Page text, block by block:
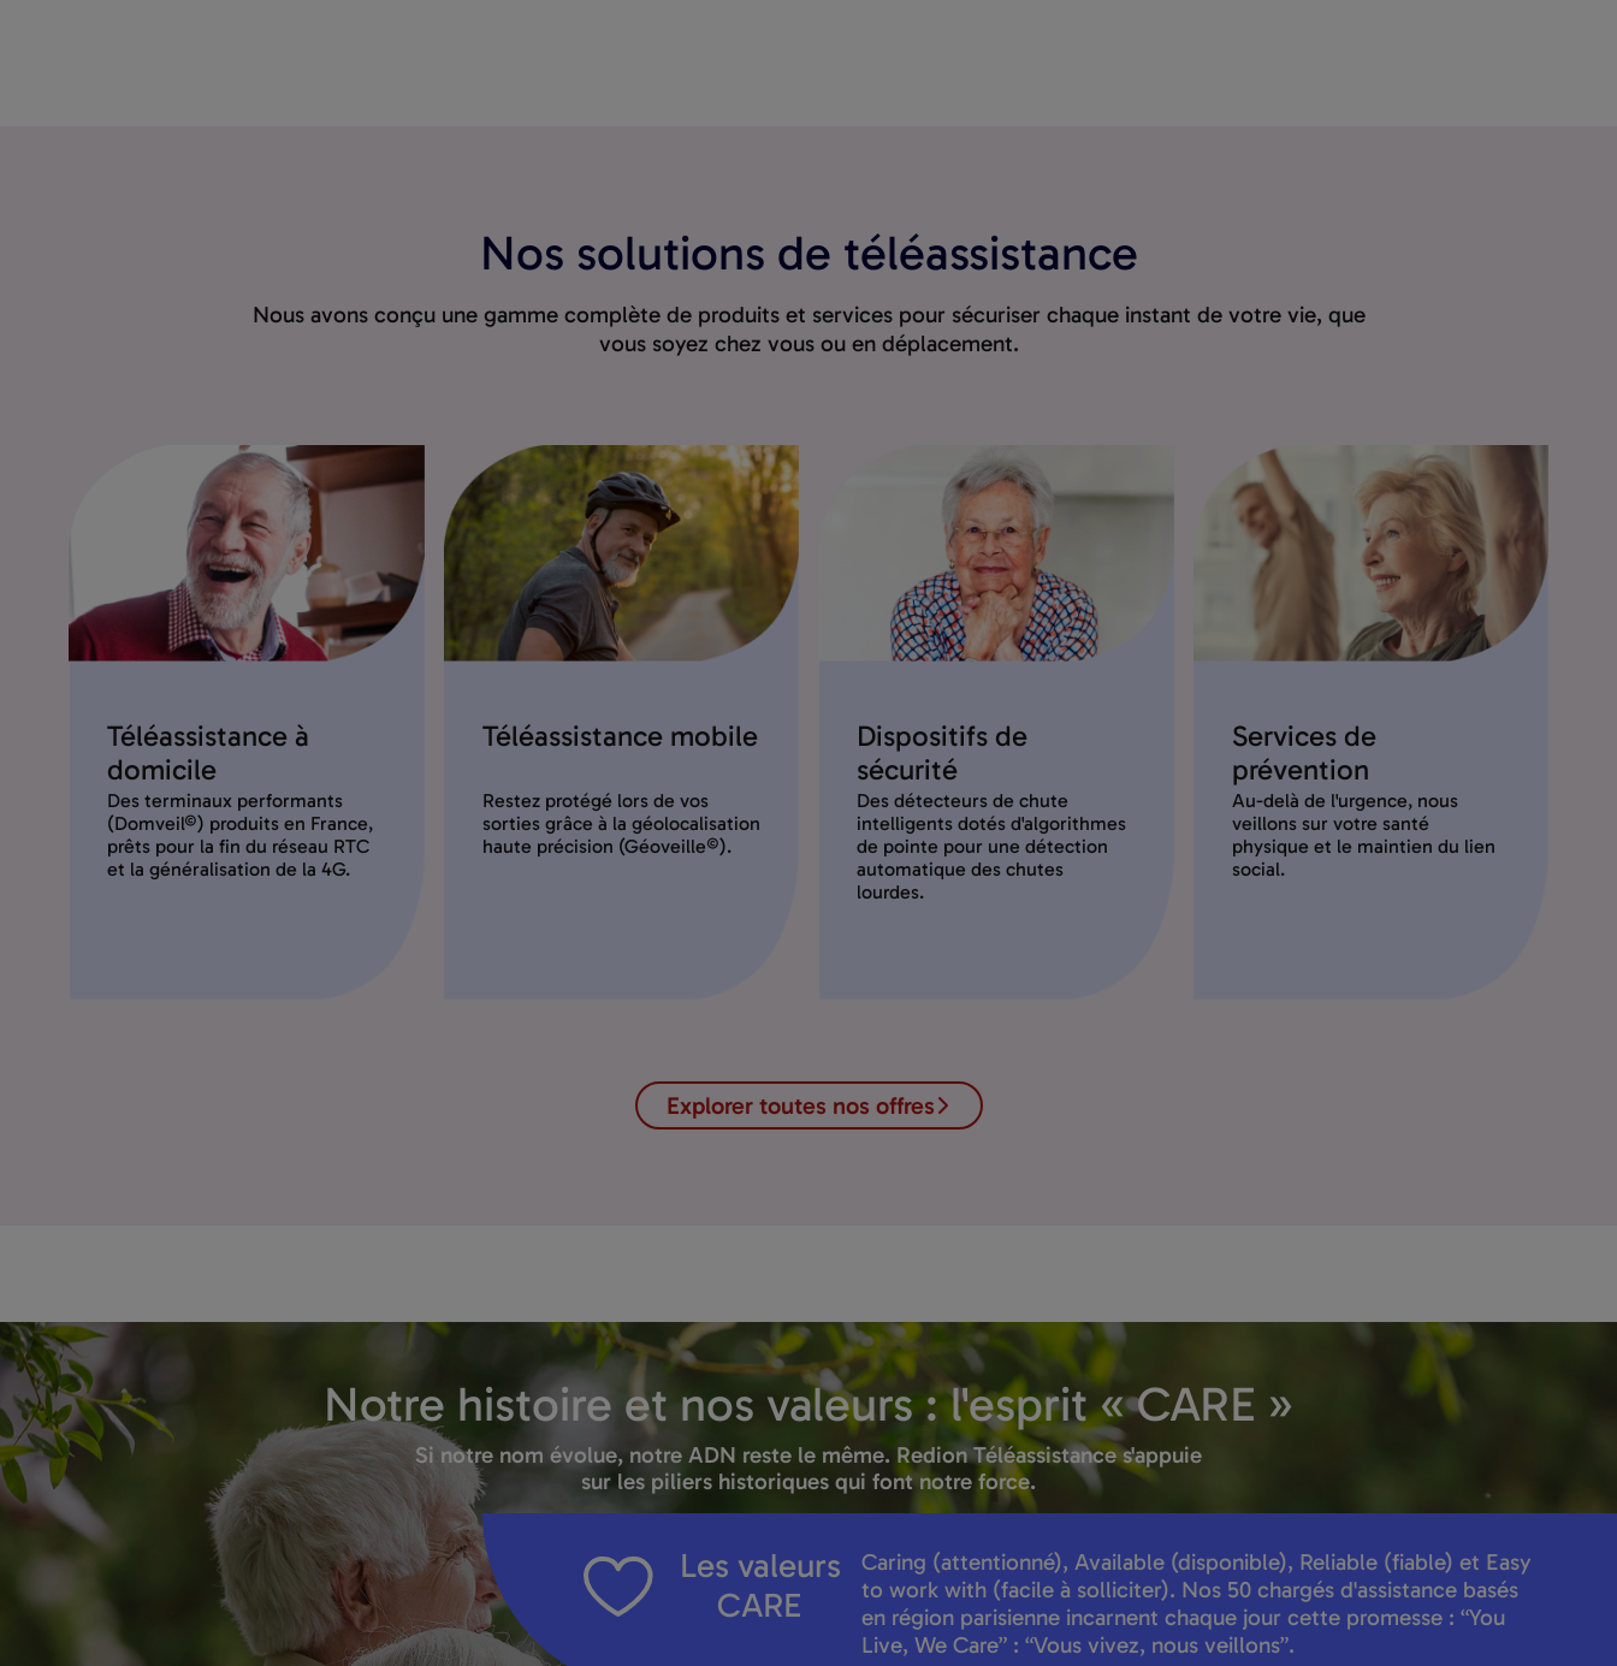
Nos solutions de téléassistance
Nous avons conçu une gamme complète de produits et services pour sécuriser chaque instant de votre vie, que
vous soyez chez vous ou en déplacement.
Téléassistance à
domicile
Des terminaux performants
(Domveil©) produits en France,
prêts pour la fin du réseau RTC
et la généralisation de la 4G.
Téléassistance mobile
Restez protégé lors de vos
sorties grâce à la géolocalisation
haute précision (Géoveille©).
Dispositifs de
sécurité
Des détecteurs de chute
intelligents dotés d'algorithmes
de pointe pour une détection
automatique des chutes
lourdes.
Services de
prévention
Au-delà de l'urgence, nous
veillons sur votre santé
physique et le maintien du lien
social.
Explorer toutes nos offres
Notre histoire et nos valeurs : l'esprit« CARE »
Si notre nom évolue, notre ADN reste le même. Redion Téléassistance s'appuie
sur les piliers historiques qui font notre force.
Les valeurs
CARE
Caring (attentionné),Available (disponible), Reliable (fiable) et Easy
to work with (facile à solliciter). Nos 50 chargés d'assistance basés
en région parisienne incarnent chaque jour cette promesse : “You
Live, We Care” : “Vous vivez, nous veillons”.